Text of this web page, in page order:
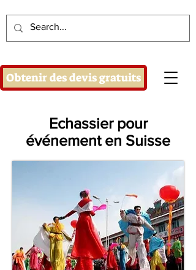
Obtenir des devis gratuits
Echassier pour
événement en Suisse